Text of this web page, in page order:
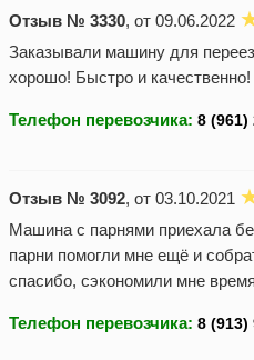
Отзыв № 3330, от 09.06.2022
Заказывали машину для
хорошо! Быстро и качественно!
Телефон перевозчика:
Отзыв № 3092, от 03.10.2021
Машина с парнями приехала
парни помогли мне ещё и
спасибо, сэкономили мне
Телефон перевозчика: